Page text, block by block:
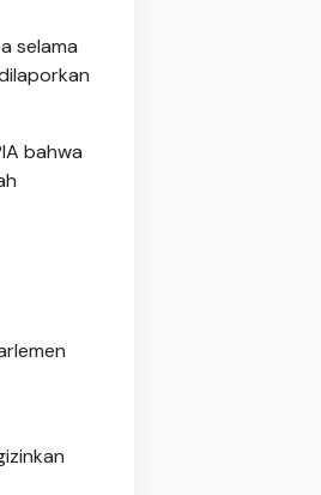
selama
bahwa